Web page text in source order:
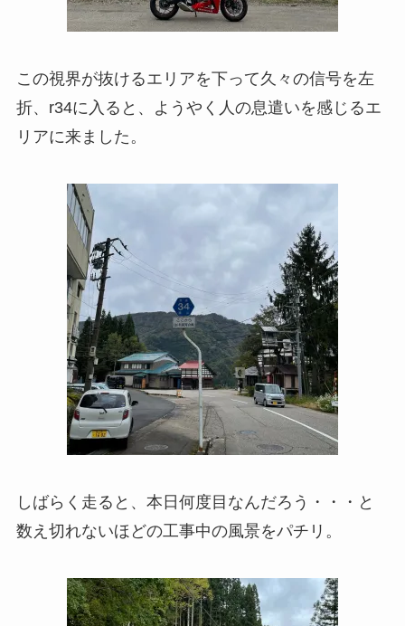
この視界が抜けるエリアを下って久々の信号を左
折、r34に入ると、ようやく人の息遣いを感じるエ
リアに来ました。
しばらく走ると、本日何度目なんだろう・・・と
数え切れないほどの工事中の風景をパチリ。